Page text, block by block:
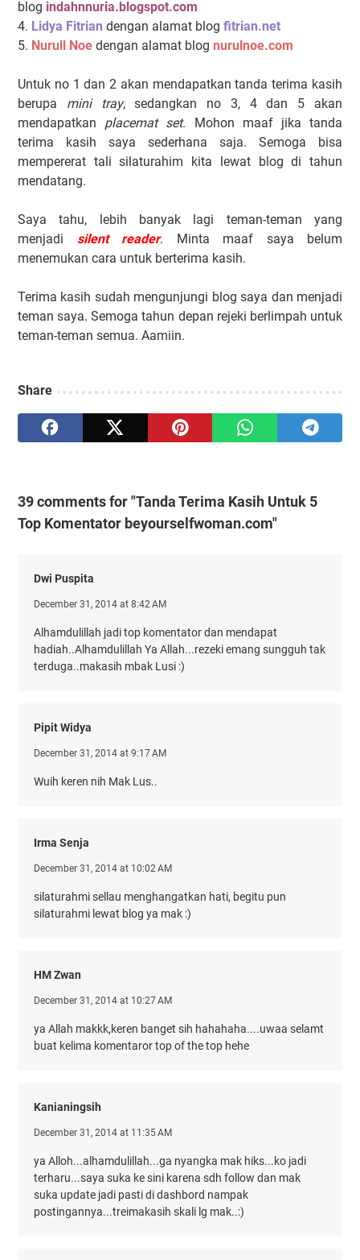
blog indahnnuria.blogspot.com
4. Lidya Fitrian dengan alamat blog fitrian.net
5. Nurull Noe dengan alamat blog nurulnoe.com
Untuk no 1 dan 2 akan mendapatkan tanda terima kasih
berupa mini tray, sedangkan no 3, 4 dan 5 akan
mendapatkan placemat set. Mohon maaf jika tanda
terima kasih saya sederhana saja. Semoga bisa
mempererat tali silaturahim kita lewat blog di tahun
mendatang.
Saya tahu, lebih banyak lagi teman-teman yang
menjadi silent reader. Minta maaf saya belum
menemukan cara untuk berterima kasih.
Terima kasih sudah mengunjungi blog saya dan menjadi
teman saya. Semoga tahun depan rejeki berlimpah untuk
teman-teman semua. Aamiin.
Share
39 comments for "Tanda Terima Kasih Untuk 5
Top Komentator beyourselfwoman.com"
Dwi Puspita
December 31, 2014 at 8:42 AM
Alhamdulillah jadi top komentator dan mendapat
hadiah..Alhamdulillah Ya Allah...rezeki emang sungguh tak
terduga..makasih mbak Lusi :)
Pipit Widya
December 31, 2014 at 9:17 AM
Wuih keren nih Mak Lus..
Irma Senja
December 31, 2014 at 10:02 AM
silaturahmi sellau menghangatkan hati, begitu pun
silaturahmi lewat blog ya mak :)
HM Zwan
December 31, 2014 at 10:27 AM
ya Allah makkk,keren banget sih hahahaha....uwaa selamt
buat kelima komentaror top of the top hehe
Kanianingsih
December 31, 2014 at 11:35 AM
ya Alloh...alhamdulillah...ga nyangka mak hiks...ko jadi
terharu...saya suka ke sini karena sdh follow dan mak
suka update jadi pasti di dashbord nampak
postingannya...treimakasih skali lg mak..:)